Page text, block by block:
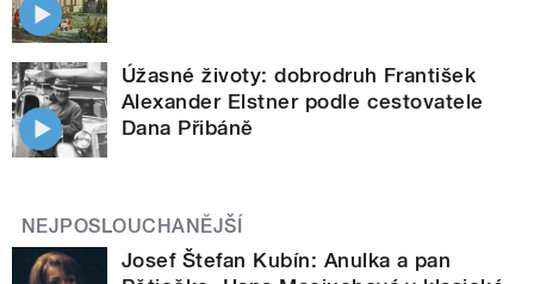
Úžasné životy: dobrodruh František
Alexander Elstner podle cestovatele
Dana Přibáně
NEJPOSLOUCHANĚJŠÍ
Josef Štefan Kubín: Anulka a pan